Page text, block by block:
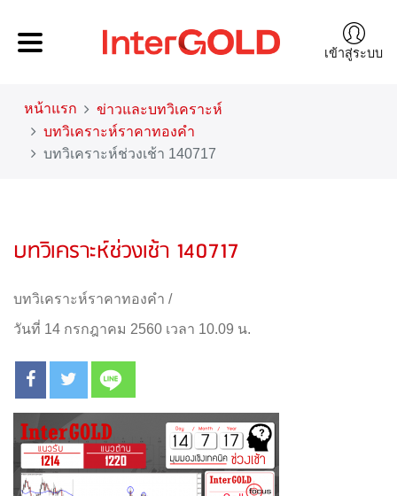
เข้าสู่ระบบ
หน้าแรก
ข่าวและบทวิเคราะห์
บทวิเคราะห์ราคาทองคำ
บทวิเคราะห์ช่วงเช้า 140717
บทวิเคราะห์ช่วงเช้า 140717
บทวิเคราะห์ราคาทองคำ /
วันที่ 14 กรกฎาคม 2560 เวลา 10.09 น.